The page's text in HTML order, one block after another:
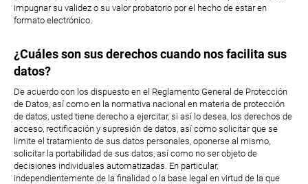
impugnar su validez o su valor probatorio por el hecho de estar en
formato electrónico.
¿Cuáles son sus derechos cuando nos facilita sus
datos?
De acuerdo con los dispuesto en el Reglamento General de Protección
de Datos, así como en la normativa nacional en materia de protección
de datos, usted tiene derecho a ejercitar, si así lo desea, los derechos de
acceso, rectificación y supresión de datos, así como solicitar que se
limite el tratamiento de sus datos personales, oponerse al mismo,
solicitar la portabilidad de sus datos, así como no ser objeto de
decisiones individuales automatizadas. En particular,
independientemente de la finalidad o la base legal en virtud de la que